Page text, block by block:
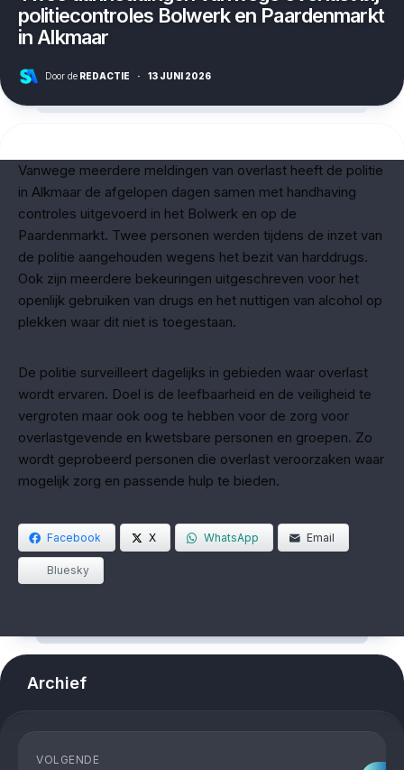
politiecontroles Bolwerk en Paardenmarkt
in Alkmaar
Door de REDACTIE · 13 JUNI 2026
Vanwege meerdere meldingen van overlast heeft de politie
in Alkmaar de afgelopen dagen samen met handhaving
controles uitgevoerd in het Bolwerk en op de
Paardenmarkt. Twee personen werden tijdens de inzet van
de politie aangehouden wegens het bezit van harddrugs.
Ook zijn meerdere bekeuringen uitgeschreven voor het
openlijk gebruiken van drugs en het nuttigen van alcohol op
plekken waar dit niet is toegestaan.
De politie surveilleert dagelijks in gebieden waar overlast
wordt ervaren. Doel is de leefbaarheid en de veiligheid te
vergroten maar ook oog te hebben voor de zorg voor
overlastgevende en kwetsbare personen en groepen. Zo
wordt geprobeerd personen die overlast veroorzaken waar
mogelijk zorg en passende hulp te bieden.
Facebook X WhatsApp Email
Bluesky
Archief
VOLGENDE